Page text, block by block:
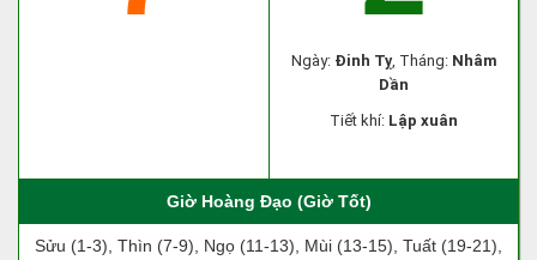
Ngày: Đinh Tỵ, Tháng: Nhâm
Dần
Tiết khí: Lập xuân
Giờ Hoàng Đạo (Giờ Tốt)
Sửu (1-3), Thìn (7-9), Ngọ (11-13), Mùi (13-15), Tuất (19-21),